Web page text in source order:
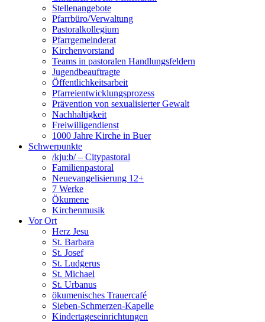
Stellenangebote
Pfarrbüro/Verwaltung
Pastoralkollegium
Pfarrgemeinderat
Kirchenvorstand
Teams in pastoralen Handlungsfeldern
Jugendbeauftragte
Öffentlichkeitsarbeit
Pfarreientwicklungsprozess
Prävention von sexualisierter Gewalt
Nachhaltigkeit
Freiwilligendienst
1000 Jahre Kirche in Buer
Schwerpunkte
/kju:b/ – Citypastoral
Familienpastoral
Neuevangelisierung 12+
7 Werke
Ökumene
Kirchenmusik
Vor Ort
Herz Jesu
St. Barbara
St. Josef
St. Ludgerus
St. Michael
St. Urbanus
ökumenisches Trauercafé
Sieben-Schmerzen-Kapelle
Kindertageseinrichtungen